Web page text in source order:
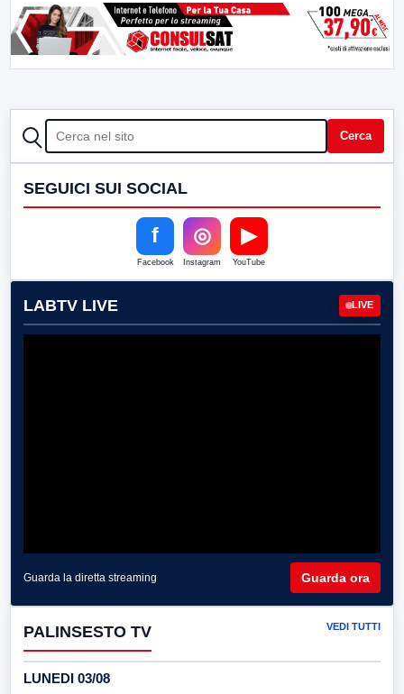
CERCA Cerca
SEGUICI SUI SOCIAL
f
Facebook
◎
Instagram
▶
YouTube
LABTV LIVE LIVE
Guarda la diretta streaming Guarda ora
PALINSESTO TV VEDI TUTTI
LUNEDI 03/08